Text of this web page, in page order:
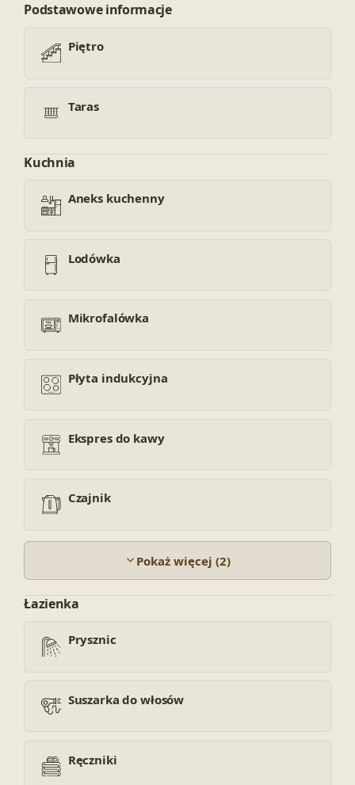
Podstawowe informacje
Piętro
Taras
Kuchnia
Aneks kuchenny
Lodówka
Mikrofalówka
Płyta indukcyjna
Ekspres do kawy
Czajnik
Pokaż więcej (2)
Łazienka
Prysznic
Suszarka do włosów
Ręczniki